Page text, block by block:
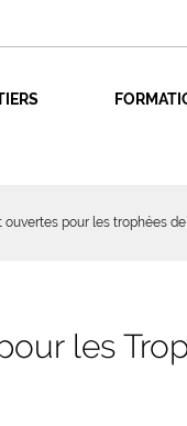
pour les trophées
les